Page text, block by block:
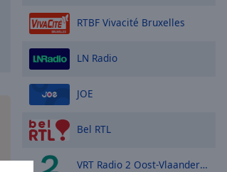
RTBF Vivacité Bruxelles
LN Radio
JOE
Bel RTL
VRT Radio 2 Oost-Vlaanderen